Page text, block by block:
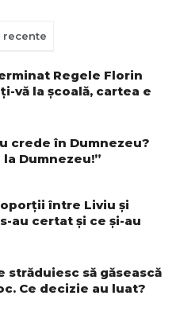
recente
Regele Florin
vă la școală, cartea e
crede în Dumnezeu?
la Dumnezeu!”
între Liviu și
au certat și ce și-au
străduiesc să găsească
Ce decizie au luat?